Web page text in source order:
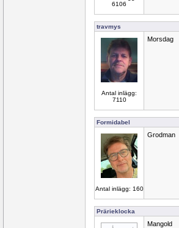
6106
travmys
Antal inlägg:
7110
Morsdag
Formidabel
Antal inlägg: 160
Grodman
Prärieklocka
Mangold